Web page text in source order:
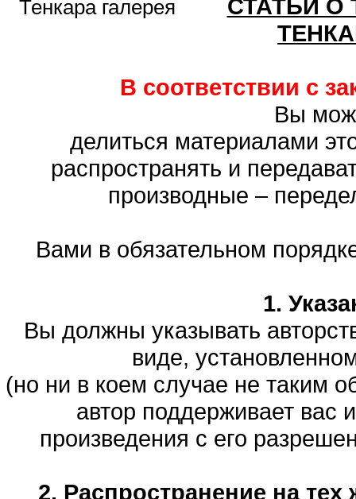
Тенкара галерея
СТАТЬИ О
В соответствии с
Вы
делиться материалами
распространять и
производные –
Вами в обязательном
1.
Вы должны указывать
виде,
(но ни в коем случае не таким
автор поддерживает вас
произведения с его
2. Распространение на тех